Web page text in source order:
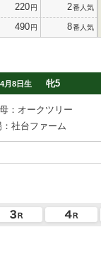
220円 2番人気
490円 8番人気
月8日生 牝5
母：オークツリー
社台ファーム